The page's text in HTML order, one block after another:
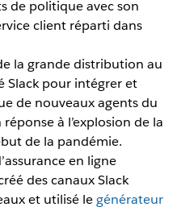
de politique avec son
client réparti dans
la grande distribution au
Slack pour intégrer et
de nouveaux agents du
à l’explosion de la
de la pandémie.
en ligne
des canaux Slack
et utilisé legénérateur